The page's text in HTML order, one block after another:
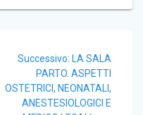
Successivo: Articolo
successivo:
LA SALA
PARTO. ASPETTI
OSTETRICI, NEONATALI,
ANESTESIOLOGICI E